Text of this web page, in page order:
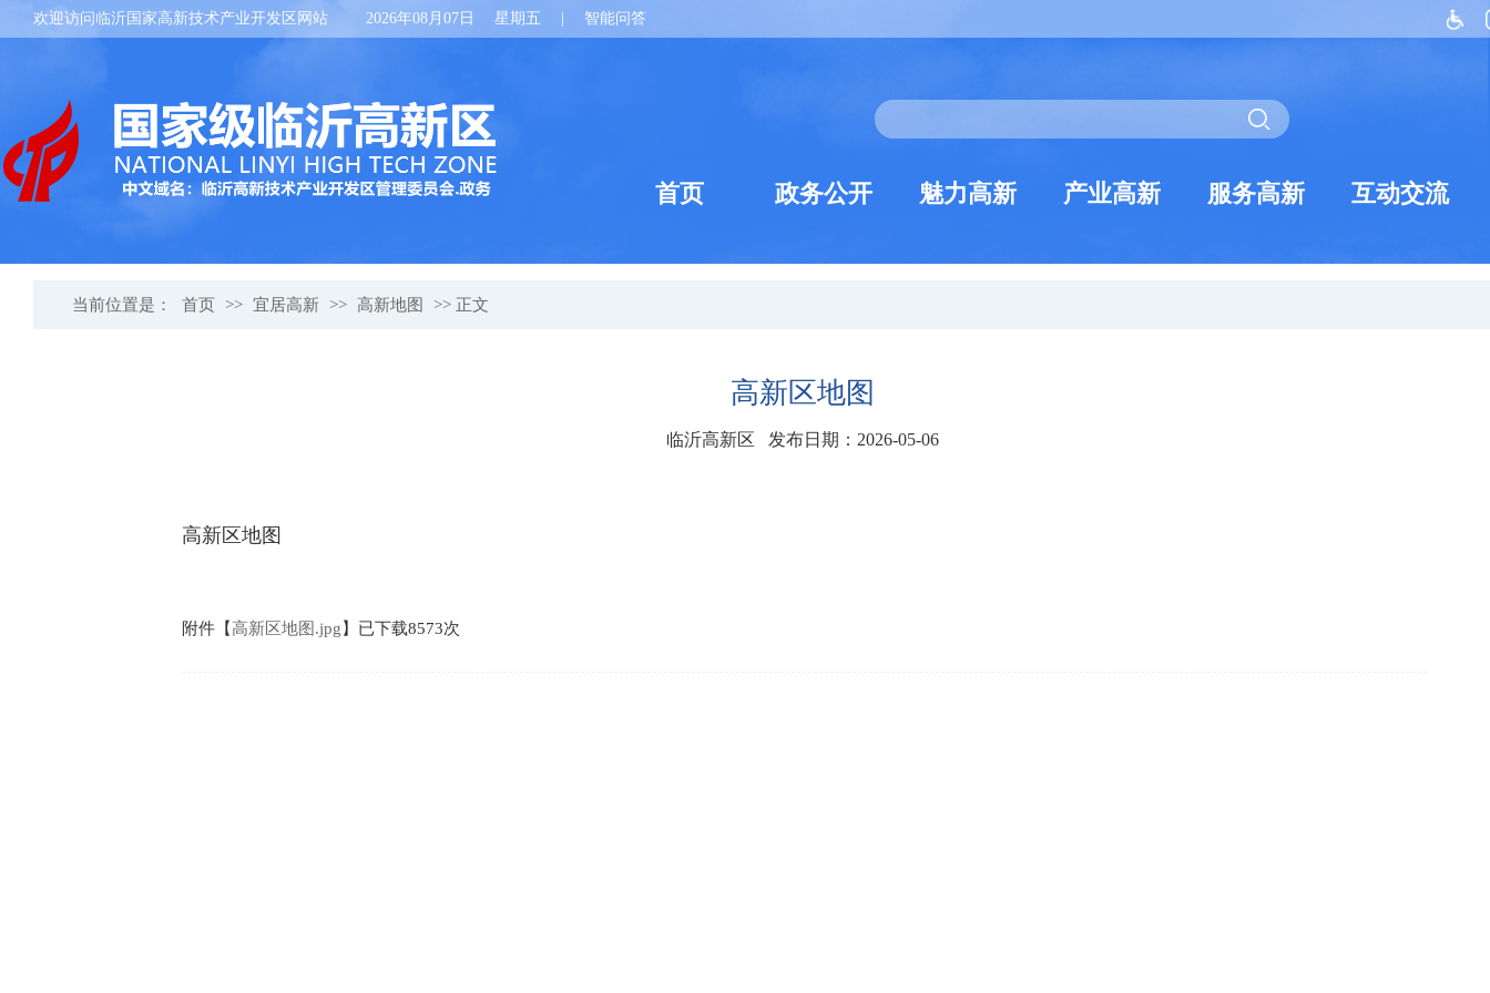
欢迎访问临沂国家高新技术产业开发区网站 2026年08月07日 星期五 智能问答
首页 政务公开 魅力高新 产业高新 服务高新 互动交流
当前位置是： 首页 >> 宜居高新 >> 高新地图 >> 正文
高新区地图
临沂高新区 发布日期：2026-05-06
高新区地图
附件【高新区地图.jpg 】已下载8573次